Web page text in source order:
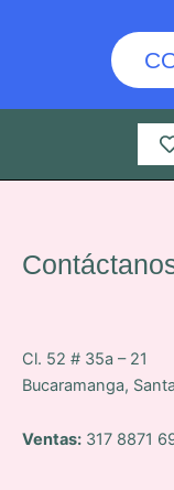
Cl. 52 # 35a – 21
Bucaramanga,
Ventas: 317 8871